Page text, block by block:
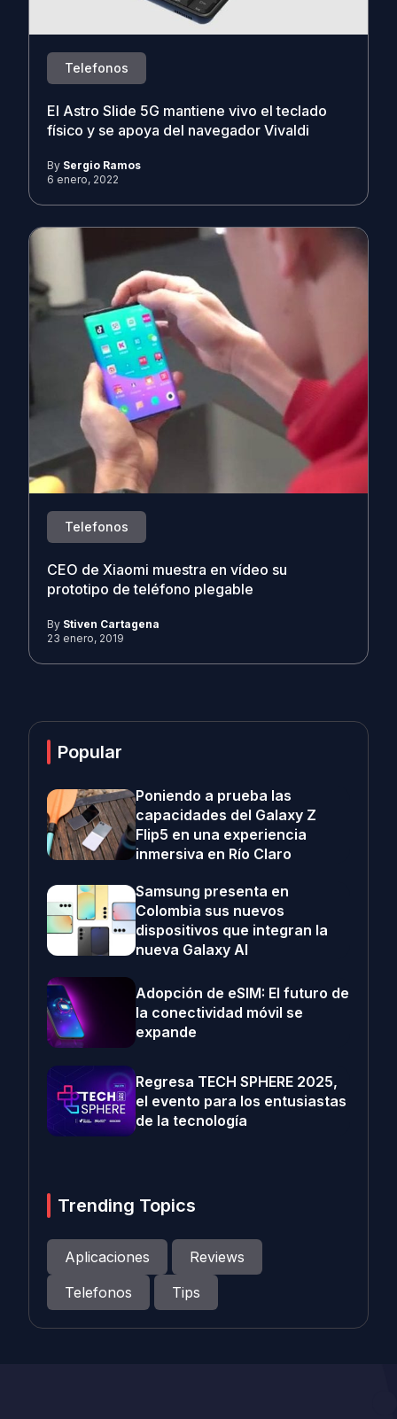
Telefonos
El Astro Slide 5G mantiene vivo el teclado
físico y se apoya del navegador Vivaldi
By Sergio Ramos
6 enero, 2022
Telefonos
CEO de Xiaomi muestra en vídeo su
prototipo de teléfono plegable
By Stiven Cartagena
23 enero, 2019
Popular
Poniendo a prueba las
capacidades del Galaxy Z
Flip5 en una experiencia
inmersiva en Río Claro
Samsung presenta en
Colombia sus nuevos
dispositivos que integran la
nueva Galaxy AI
Adopción de eSIM: El futuro de
la conectividad móvil se
expande
Regresa TECH SPHERE 2025,
el evento para los entusiastas
de la tecnología
Trending Topics
Aplicaciones
Reviews
Telefonos
Tips